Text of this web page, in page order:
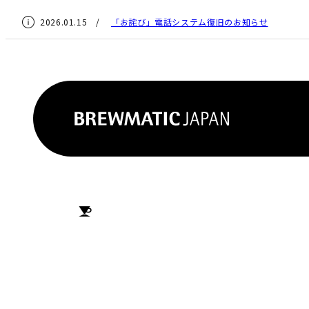
2026.01.15 / 「お詫び」電話システム復旧のお知らせ